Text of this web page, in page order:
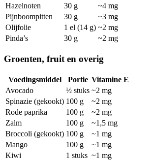
Hazelnoten
30 g
~4 mg
Pijnboompitten
30 g
~3 mg
Olijfolie
1 el (14 g) ~2 mg
Pinda’s
30 g ~2 mg
Groenten, fruit en overig
Voedingsmiddel Portie Vitamine E
Avocado
½ stuks ~2 mg
Spinazie (gekookt) 100 g
~2 mg
Rode paprika
100 g
~2 mg
Zalm
100 g
~1,5 mg
Broccoli (gekookt) 100 g
~1 mg
Mango
100 g
~1 mg
Kiwi
1 stuks ~1 mg